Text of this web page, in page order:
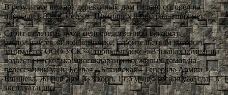
В результате пожара деревянный дом сильно обгорел на
площади в 30 кв. метров. Погибших и пострадавших нет.
Стоит отметить, что в непосредственной близости
располагается жилой комплекс, строительством которого
занимается ООО УСК «Стройкомплекс». В планах компании
возвести несколько многоквартирных жилых домов на
пересечении улиц Боевая – Бакинская – Генерала Армии
Епишева. Жилой дом № 3 корп. 1 по улице Гоголя уже сдан в
эксплуатацию.